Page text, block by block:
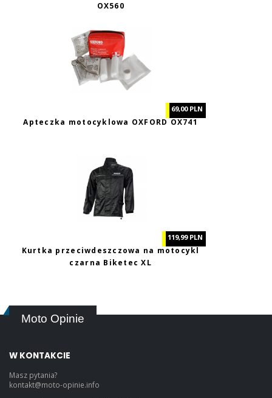
OX560
69,00 PLN
Apteczka motocyklowa OXFORD OX741
119,99 PLN
Kurtka przeciwdeszczowa na motocykl
czarna Biketec XL
Moto Opinie
W KONTAKCIE
Masz pytania?
kontakt@moto-opinie.info